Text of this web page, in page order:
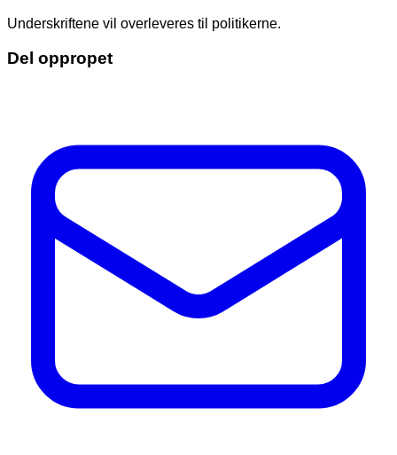
Underskriftene vil overleveres til politikerne.
Del oppropet